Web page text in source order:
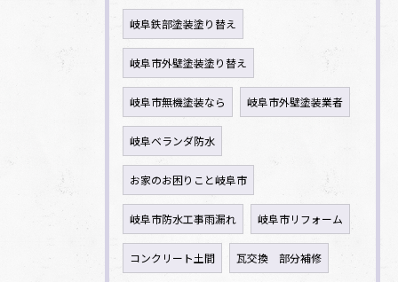
岐阜鉄部塗装塗り替え
岐阜市外壁塗装塗り替え
岐阜市無機塗装なら 岐阜市外壁塗装業者
岐阜ベランダ防水
お家のお困りこと岐阜市
岐阜市防水工事雨漏れ 岐阜市リフォーム
コンクリート土間 瓦交換 部分補修